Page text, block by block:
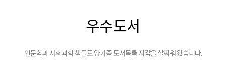
우수도서
인문학과 사회과학 책들로 양가죽 도서목록 지갑을 살찌워 왔습니다.